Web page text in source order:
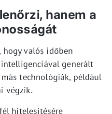
hanem a
hogy valós időben
generált
technológiák, például
végzik.
hitelesítésére